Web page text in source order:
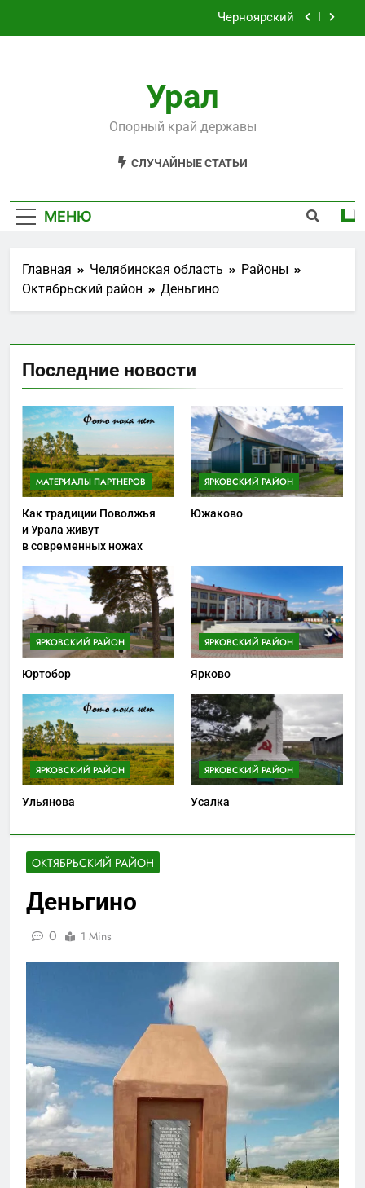
Черноярский
Староуткинск
Черноярский
Урал
Опорный край державы
СЛУЧАЙНЫЕ СТАТЬИ
МЕНЮ
Главная Челябинская область
Районы
Октябрьский район
Деньгино
ОКТЯБРЬСКИЙ РАЙОН
Деньгино
0 1 Mins
Последние новости
МАТЕРИАЛЫ ПАРТНЕРОВ
Как традиции Поволжья
и Урала живут
в современных ножах
ЯРКОВСКИЙ РАЙОН
Южаково
ЯРКОВСКИЙ РАЙОН
Юртобор
ЯРКОВСКИЙ РАЙОН
Ярково
ЯРКОВСКИЙ РАЙОН
Ульянова
ЯРКОВСКИЙ РАЙОН
Усалка